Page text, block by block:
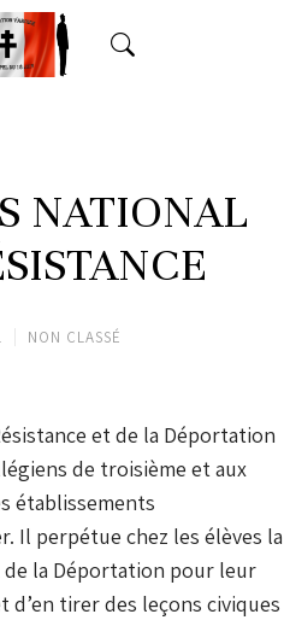
NATIONAL
NON CLASSÉ
et de la Déportation
de troisième et aux
établissements
Il perpétue chez les élèves la
de la Déportation pour leur
d’en tirer des leçons civiques